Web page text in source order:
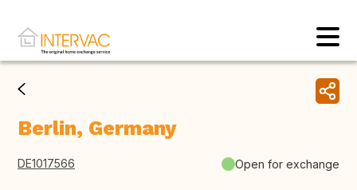
Berlin, Germany
DE1017566 Open for exchange